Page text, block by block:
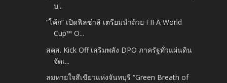
บ...
“โค้ก” เปิดฟีลซ่าส์ เตรียมนำถ้วย FIFA World
Cup™ O...
สคส. Kick Off เสริมพลัง DPO ภาครัฐทั่วแผ่นดิน
จัดเ...
ลมหายใจสีเขียวแห่งจันทบุรี “Green Breath of